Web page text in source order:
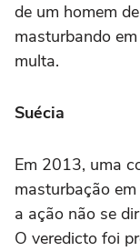
de um homem
masturbando
multa.
Suécia
Em 2013, uma
masturbação
a ação não se
O veredicto foi